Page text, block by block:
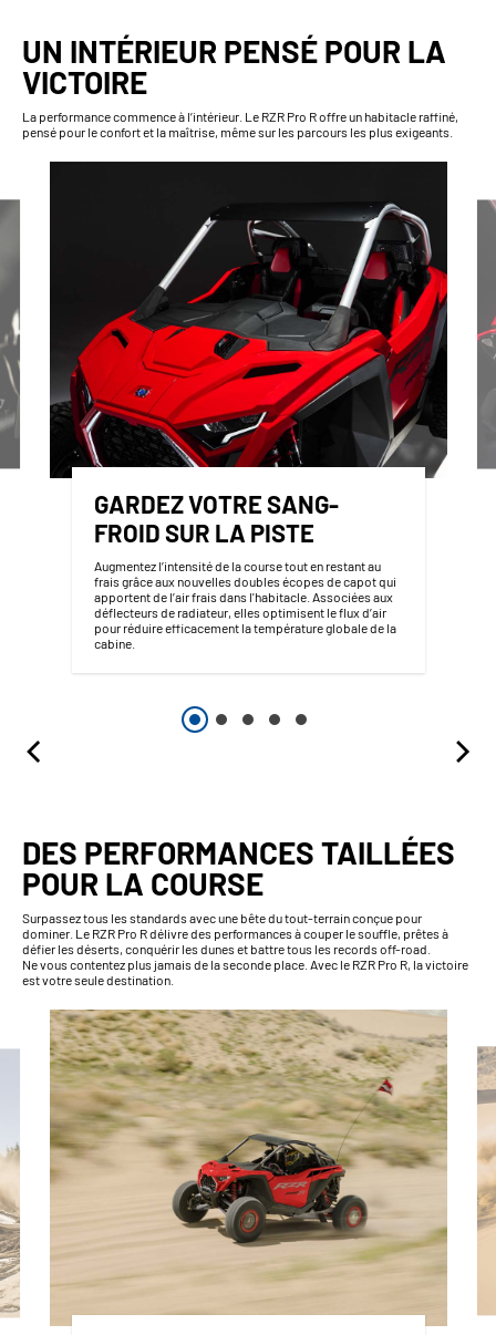
UN INTÉRIEUR PENSÉ POUR LA
VICTOIRE
La performance commence à l’intérieur. Le RZR Pro R offre un habitacle raffiné,
pensé pour le confort et la maîtrise, même sur les parcours les plus exigeants.
GARDEZ VOTRE SANG-
FROID SUR LA PISTE
Augmentez l’intensité de la course tout en restant au
frais grâce aux nouvelles doubles écopes de capot qui
apportent de l’air frais dans l'habitacle. Associées aux
déflecteurs de radiateur, elles optimisent le flux d’air
pour réduire efficacement la température globale de la
cabine.
DES PERFORMANCES TAILLÉES
POUR LA COURSE
Surpassez tous les standards avec une bête du tout-terrain conçue pour
dominer. Le RZR Pro R délivre des performances à couper le souffle, prêtes à
défier les déserts, conquérir les dunes et battre tous les records off-road.
Ne vous contentez plus jamais de la seconde place. Avec le RZR Pro R, la victoire
est votre seule destination.